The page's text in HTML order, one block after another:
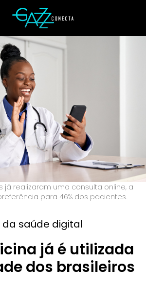
menu
Your Company
já realizaram uma consulta online, a
para 46% dos pacientes.
saúde digital
já é utilizada
dos brasileiros